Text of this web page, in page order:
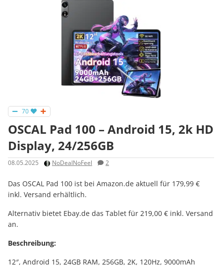
70
OSCAL Pad 100 – Android 15, 2k HD
Display, 24/256GB
08.05.2025 NoDealNoFeel 2
Das OSCAL Pad 100 ist bei Amazon.de aktuell für 179,99 €
inkl. Versand erhältlich.
Alternativ bietet Ebay.de das Tablet für 219,00 € inkl. Versand
an.
Beschreibung:
12″, Android 15, 24GB RAM, 256GB, 2K, 120Hz, 9000mAh